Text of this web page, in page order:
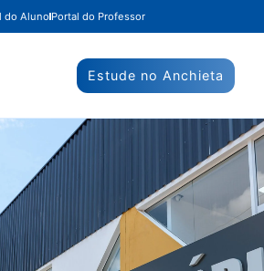
do Aluno Portal do Professor
Estude no Anchieta